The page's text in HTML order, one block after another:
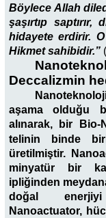
Böylece Allah
şaşırtıp
hidayete erdirir.
Hikmet sahibidir.”
Deccalizmin
aşama olduğu
alınarak, bir
telinin binde biri
üretilmiştir.
minyatür bir
ipliğinden
doğal enerjiyi
Nanoactuator,